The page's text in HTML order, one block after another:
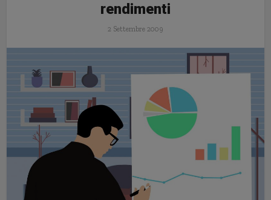
rendimenti
2 Settembre 2009